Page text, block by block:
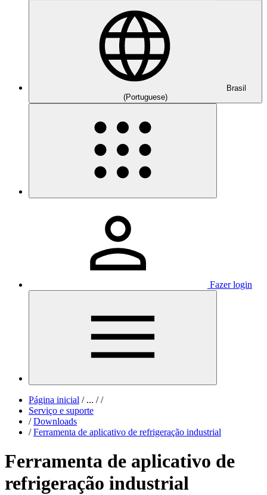
Brasil
(Portuguese)
Fazer login
Página inicial /... / /
Serviço e suporte
/ Downloads
/ Ferramenta de aplicativo de refrigeração industrial
Ferramenta de aplicativo de
refrigeração industrial